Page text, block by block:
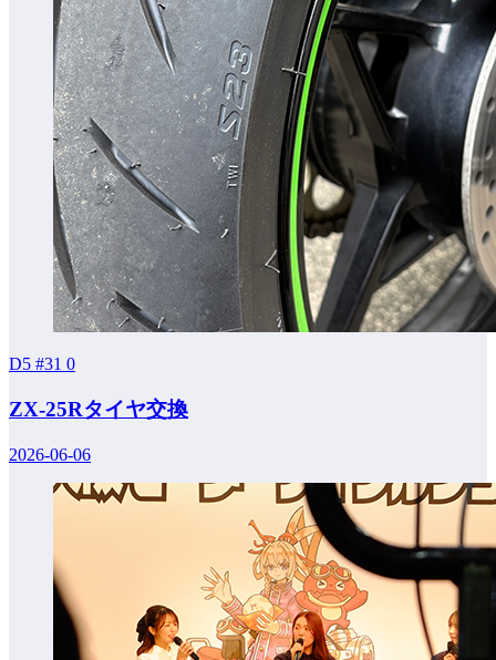
D5 #31 0
ZX-25Rタイヤ交換
2026-06-06